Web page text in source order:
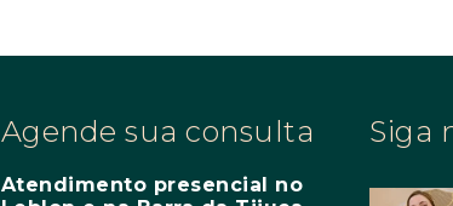
Agende sua consulta
Atendimento presencial no
Siga